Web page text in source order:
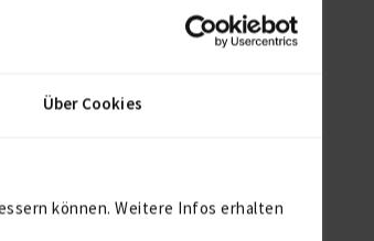
Über Cookies
können. Weitere Infos erhalten